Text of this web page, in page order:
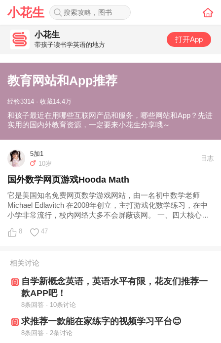
小花生
小花生
带孩子读书学英语的地方
打开App
教育网站和App推荐
经验3314 · 收藏14.4万
和孩子最近在用哪些互联网产品和服务，哪些网站和App？先进
实用的国内外教育资源，一定要来小花生分享哦～
5加1
10岁
日志
国外数学网页游戏Hooda Math
它是美国知名免费网页数学游戏网站，由一名初中数学老师
Michael Edlavitch 在2008年创立，主打游戏化数学练习，在中
小学非常流行，校内网络大多不会屏蔽该网。 一、四大核心板
8 47
相关讨论
自学新概念英语，英语水平有限，花友们推荐一
款APP吧！
8条回答 · 10条讨论
求推荐一款能在家练字的视频学习平台😊
8条回答 · 2条讨论